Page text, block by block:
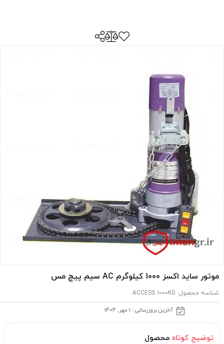
موتور ساید اکسز 1000 کیلوگرم AC سیم پیچ مس
شناسه محصول: ACCESS 1000KG
آخرین بروزرسانی : 1 مهر, 1404
توضیح کوتاه محصول